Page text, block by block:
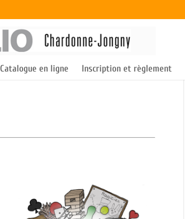
Catalogue en ligne Inscription et règlement